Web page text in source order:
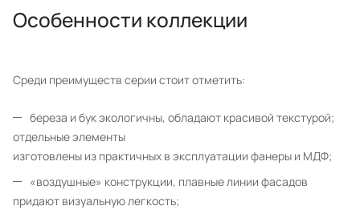
Особенности коллекции
Среди преимуществ серии стоит отметить:
береза и бук экологичны, обладают красивой текстурой;
отдельные элементы
изготовлены из практичных в эксплуатации фанеры и МДФ;
«воздушные» конструкции, плавные линии фасадов
придают визуальную легкость;